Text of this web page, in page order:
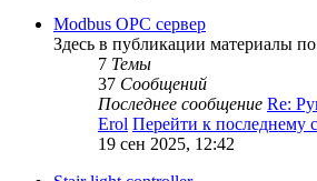
Modbus OPC сервер
Здесь в публикации материалы
7 Темы
37 Сообщений
Последнее сообщение Re:
Erol Перейти к последнему
19 сен 2025, 12:42